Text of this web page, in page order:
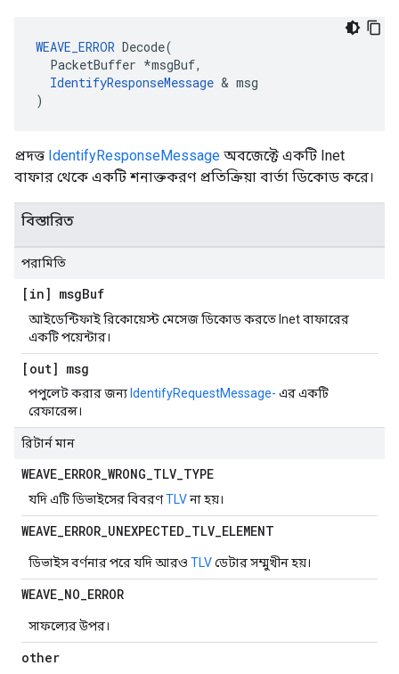
WEAVE_ERROR Decode(
  PacketBuffer *msgBuf,
IdentifyResponseMessage & msg
)
প্রদত্ত IdentifyResponseMessage অবজেক্টে একটি Inet
বাফার থেকে একটি শনাক্তকরণ প্রতিক্রিয়া বার্তা ডিকোড করে।
বিস্তারিত
পরামিতি
[in] msgBuf
আইডেন্টিফাই রিকোয়েস্ট মেসেজ ডিকোড করতে Inet বাফারের
একটি পয়েন্টার।
[out] msg
পপুলেট করার জন্য IdentifyRequestMessage- এর একটি
রেফারেন্স।
রিটার্ন মান
WEAVE_ERROR_WRONG_TLV_TYPE
যদি এটি ডিভাইসের বিবরণTLVনা হয়।
WEAVE_ERROR_UNEXPECTED_TLV_ELEMENT
ডিভাইস বর্ণনার পরে যদি আরও TLVডেটার সম্মুখীন হয়।
WEAVE_NO_ERROR
সাফল্যের উপর।
other